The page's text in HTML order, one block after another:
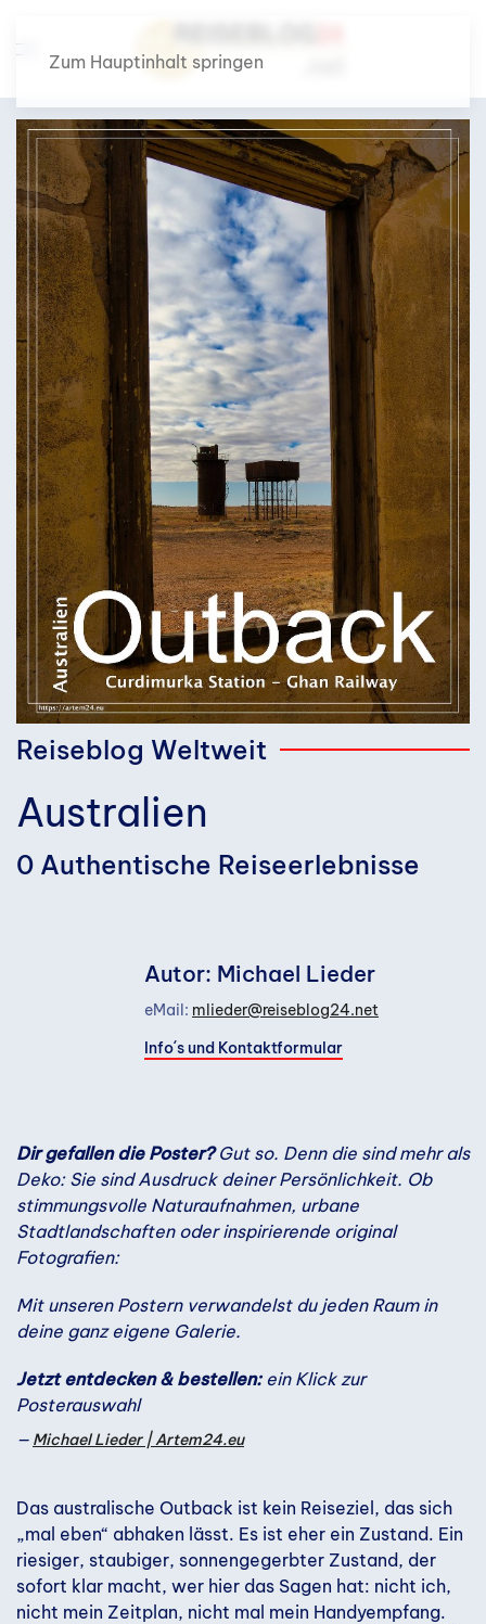
Zum Hauptinhalt springen
Reiseblog Weltweit
Australien
0 Authentische Reiseerlebnisse
Autor: Michael Lieder
eMail: mlieder@reiseblog24.net
Info´s und Kontaktformular
Dir gefallen die Poster?Gut so. Denn die sind mehr als
Deko: Sie sind Ausdruck deiner Persönlichkeit. Ob
stimmungsvolle Naturaufnahmen, urbane
Stadtlandschaften oder inspirierende original
Fotografien:
Mit unseren Postern verwandelst du jeden Raum in
deine ganz eigene Galerie.
Jetzt entdecken & bestellen: ein Klick zur
Posterauswahl
Michael Lieder | Artem24.eu
Das australische Outback ist kein Reiseziel, das sich
„mal eben“ abhaken lässt. Es ist eher ein Zustand. Ein
riesiger, staubiger, sonnengegerbter Zustand, der
sofort klar macht, wer hier das Sagen hat: nicht ich,
nicht mein Zeitplan, nicht mal mein Handyempfang.